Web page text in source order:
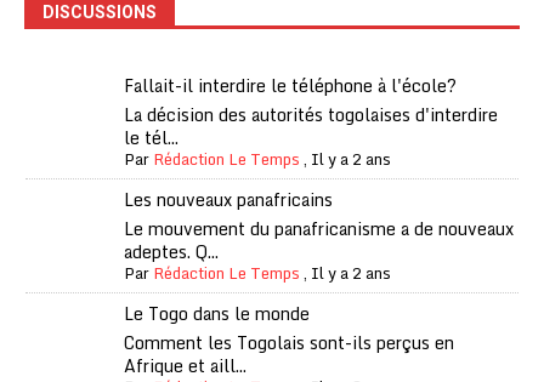
DISCUSSIONS
Fallait-il interdire le téléphone à l'école?
La décision des autorités togolaises d'interdire
le tél...
ParRédaction Le Temps, Il y a 2 ans
Les nouveaux panafricains
Le mouvement du panafricanisme a de nouveaux
adeptes. Q...
ParRédaction Le Temps, Il y a 2 ans
Le Togo dans le monde
Comment les Togolais sont-ils perçus en
Afrique et aill...